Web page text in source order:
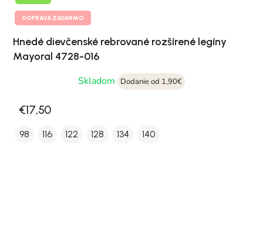
DOPRAVA ZADARMO
Hnedé dievčenské rebrované rozšírené legíny
Mayoral 4728-016
Skladom
Dodanie od 1,90€
€17,50
98 116 122 128 134 140